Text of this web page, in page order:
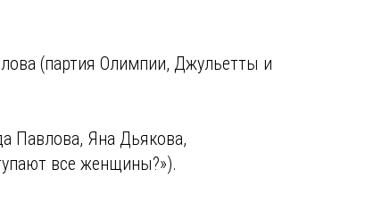
(партия Олимпии, Джульетты и
Павлова, Яна Дьякова,
все женщины?»).